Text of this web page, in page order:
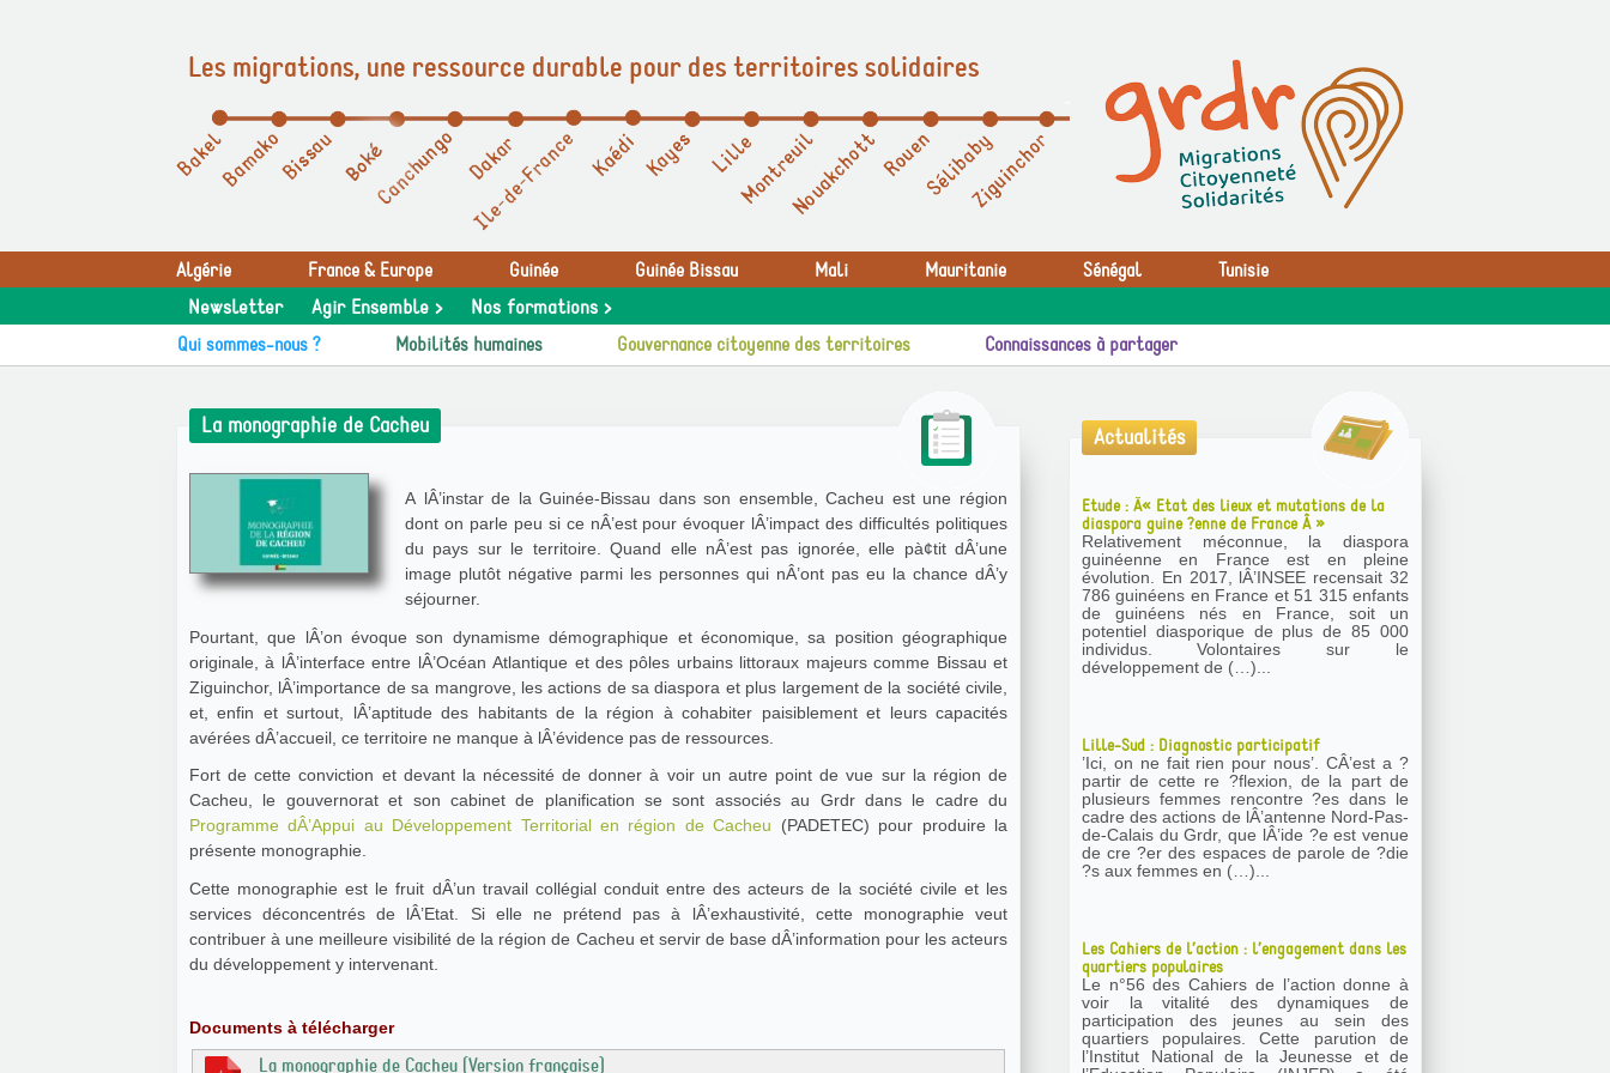
Les migrations, une ressource durable pour des territoires solidaires
Algérie France & Europe Guinée Guinée Bissau Mali Mauritanie Sénégal Tunisie
Newsletter Agir Ensemble > Nos formations >
Qui sommes-nous ? Mobilités humaines Gouvernance citoyenne des territoires Connaissances à partager
La monographie de Cacheu
A lÂ’instar de la Guinée-Bissau dans son ensemble, Cacheu est une région
dont on parle peu si ce nÂ’est pour évoquer lÂ’impact des difficultés politiques
du pays sur le territoire. Quand elle nÂ’est pas ignorée, elle pà¢tit dÂ’une
image plutôt négative parmi les personnes qui nÂ’ont pas eu la chance dÂ’y
séjourner.
Pourtant, que lÂ’on évoque son dynamisme démographique et économique, sa position géographique
originale, à lÂ’interface entre lÂ’Océan Atlantique et des pôles urbains littoraux majeurs comme Bissau et
Ziguinchor, lÂ’importance de sa mangrove, les actions de sa diaspora et plus largement de la société civile,
et, enfin et surtout, lÂ’aptitude des habitants de la région à cohabiter paisiblement et leurs capacités
avérées dÂ’accueil, ce territoire ne manque à lÂ’évidence pas de ressources.
Fort de cette conviction et devant la nécessité de donner à voir un autre point de vue sur la région de
Cacheu, le gouvernorat et son cabinet de planification se sont associés au Grdr dans le cadre du
Programme dÂ’Appui au Développement Territorial en région de Cacheu (PADETEC) pour produire la
présente monographie.
Cette monographie est le fruit dÂ’un travail collégial conduit entre des acteurs de la société civile et les
services déconcentrés de lÂ’Etat. Si elle ne prétend pas à lÂ’exhaustivité, cette monographie veut
contribuer à une meilleure visibilité de la région de Cacheu et servir de base dÂ’information pour les acteurs
du développement y intervenant.
Documents à télécharger
La monographie de Cacheu (Version française)
Actualités
Etude : Â« Etat des lieux et mutations de la
diaspora guine ?enne de France Â »
Relativement méconnue, la diaspora
guinéenne en France est en pleine
évolution. En 2017, lÂ’INSEE recensait 32
786 guinéens en France et 51 315 enfants
de guinéens nés en France, soit un
potentiel diasporique de plus de 85 000
individus. Volontaires sur le
développement de (…)...
Lille-Sud : Diagnostic participatif
’Ici, on ne fait rien pour nous’. CÂ’est a ?
partir de cette re ?flexion, de la part de
plusieurs femmes rencontre ?es dans le
cadre des actions de lÂ’antenne Nord-Pas-
de-Calais du Grdr, que lÂ’ide ?e est venue
de cre ?er des espaces de parole de ?die
?s aux femmes en (…)...
Les Cahiers de l’action : l’engagement dans les
quartiers populaires
Le n°56 des Cahiers de l’action donne à
voir la vitalité des dynamiques de
participation des jeunes au sein des
quartiers populaires. Cette parution de
l’Institut National de la Jeunesse et de